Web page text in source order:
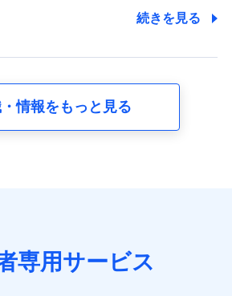
務、営業情報の提供業務、契約締結手
情報
続きを見る
情報をもっと見る
専用サービス